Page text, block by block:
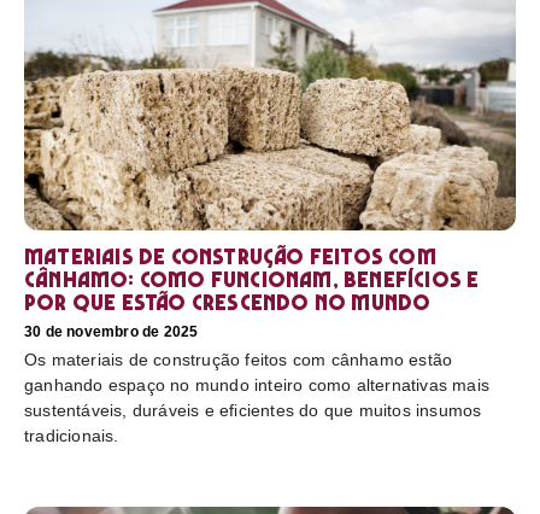
Materiais de construção feitos com
cânhamo: como funcionam, benefícios e
por que estão crescendo no mundo
30 de novembro de 2025
Os materiais de construção feitos com cânhamo estão
ganhando espaço no mundo inteiro como alternativas mais
sustentáveis, duráveis e eficientes do que muitos insumos
tradicionais.